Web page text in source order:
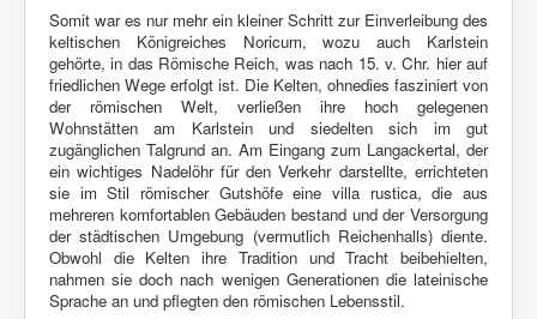
Somit war es nur mehr ein kleiner Schritt zur Einverleibung des
keltischen Königreiches Noricum, wozu auch Karlstein
gehörte, in das Römische Reich, was nach 15. v. Chr. hier auf
friedlichen Wege erfolgt ist. Die Kelten, ohnedies fasziniert von
der römischen Welt, verließen ihre hoch gelegenen
Wohnstätten am Karlstein und siedelten sich im gut
zugänglichen Talgrund an. Am Eingang zum Langackertal, der
ein wichtiges Nadelöhr für den Verkehr darstellte, errichteten
sie im Stil römischer Gutshöfe eine villa rustica, die aus
mehreren komfortablen Gebäuden bestand und der Versorgung
der städtischen Umgebung (vermutlich Reichenhalls) diente.
Obwohl die Kelten ihre Tradition und Tracht beibehielten,
nahmen sie doch nach wenigen Generationen die lateinische
Sprache an und pflegten den römischen Lebensstil.